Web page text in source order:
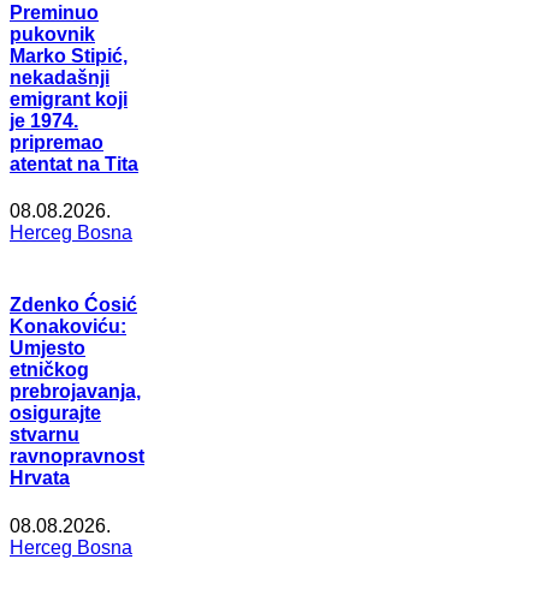
Preminuo
pukovnik
Marko Stipić,
nekadašnji
emigrant koji
je 1974.
pripremao
atentat na Tita
08.08.2026.
Herceg Bosna
Zdenko Ćosić
Konakoviću:
Umjesto
etničkog
prebrojavanja,
osigurajte
stvarnu
ravnopravnost
Hrvata
08.08.2026.
Herceg Bosna